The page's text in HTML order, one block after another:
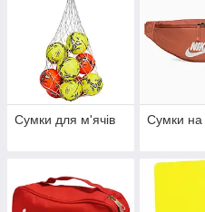
Сумки для м'ячів Сумки на